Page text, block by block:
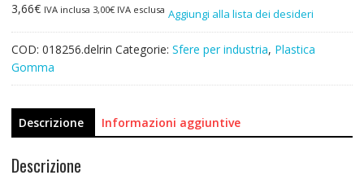
3,66€ IVA inclusa 3,00€IVA esclusa Aggiungi alla lista dei desideri
COD: 018256.delrin Categorie: Sfere per industria, Plastica
Gomma
Descrizione Informazioni aggiuntive
Descrizione